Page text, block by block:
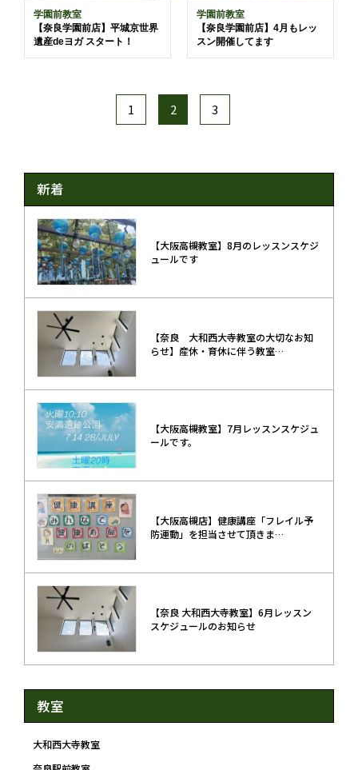
学園前教室
【奈良学園前店】平城京世界
遺産deヨガ スタート！
学園前教室
【奈良学園前店】4月もレッ
スン開催してます
1 2 3
新着
【大阪高槻教室】8月のレッスンスケジ
ュールです
【奈良 大和西大寺教室の大切なお知
らせ】産休・育休に伴う教室…
【大阪高槻教室】7月レッスンスケジュ
ールです。
【大阪高槻店】健康講座「フレイル予
防運動」を担当させて頂きま…
【奈良 大和西大寺教室】6月レッスン
スケジュールのお知らせ
教室
大和西大寺教室